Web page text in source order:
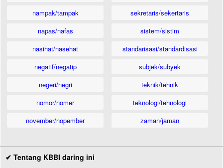
nampak/tampak
napas/nafas
nasihat/nasehat
negatif/negatip
negeri/negri
nomor/nomer
november/nopember
sekretaris/sekertaris
sistem/sistim
standarisasi/standardisasi
subjek/subyek
teknik/tehnik
teknologi/tehnologi
zaman/jaman
✔ Tentang KBBI daring ini